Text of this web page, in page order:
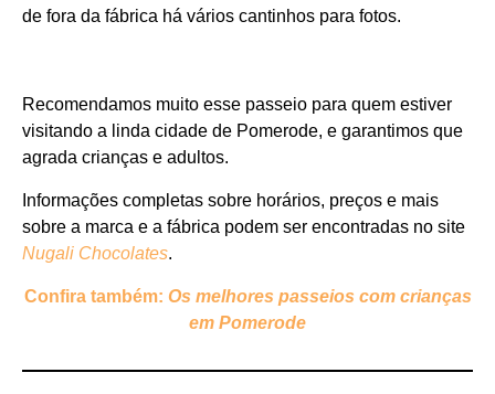
de fora da fábrica há vários cantinhos para fotos.
Recomendamos muito esse passeio para quem estiver
visitando a linda cidade de Pomerode, e garantimos que
agrada crianças e adultos.
Informações completas sobre horários, preços e mais
sobre a marca e a fábrica podem ser encontradas no site
Nugali Chocolates.
Confira também: Os melhores passeios com crianças
em Pomerode